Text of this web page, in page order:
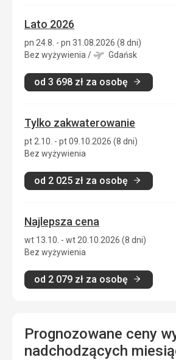
Lato 2026
pn 24.8. - pn 31.08.2026 (8 dni)
Bez wyżywienia / Gdańsk
od 3 698 zł za osobę
Tylko zakwaterowanie
pt 2.10. - pt 09.10.2026 (8 dni)
Bez wyżywienia
od 2 025 zł za osobę
Najlepsza cena
wt 13.10. - wt 20.10.2026 (8 dni)
Bez wyżywienia
od 2 079 zł za osobę
Prognozowane ceny
nadchodzących